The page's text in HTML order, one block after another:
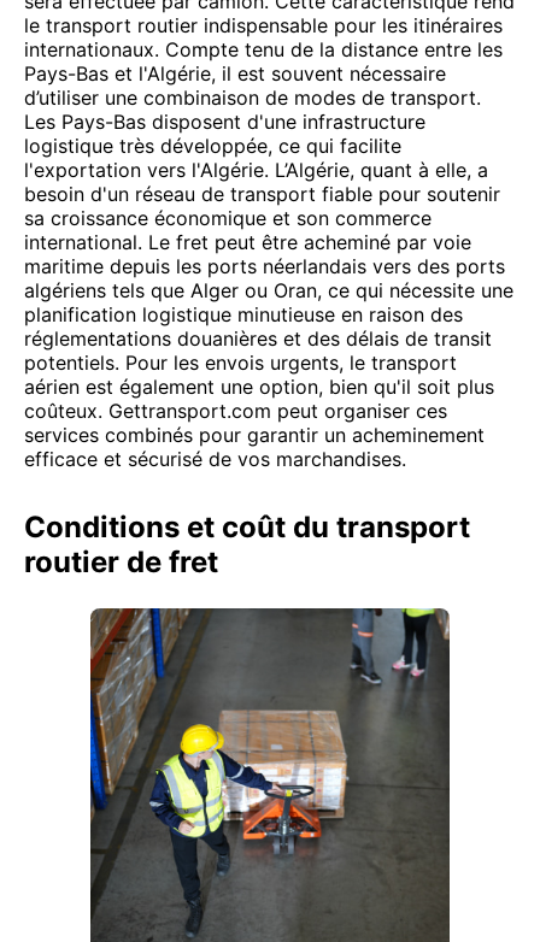
le transport routier indispensable pour les itinéraires
internationaux. Compte tenu de la distance entre les
Pays-Bas et l'Algérie, il est souvent nécessaire
d’utiliser une combinaison de modes de transport.
Les Pays-Bas disposent d'une infrastructure
logistique très développée, ce qui facilite
l'exportation vers l'Algérie. L’Algérie, quant à elle, a
besoin d'un réseau de transport fiable pour soutenir
sa croissance économique et son commerce
international. Le fret peut être acheminé par voie
maritime depuis les ports néerlandais vers des ports
algériens tels que Alger ou Oran, ce qui nécessite une
planification logistique minutieuse en raison des
réglementations douanières et des délais de transit
potentiels. Pour les envois urgents, le transport
aérien est également une option, bien qu'il soit plus
coûteux. Gettransport.com peut organiser ces
services combinés pour garantir un acheminement
efficace et sécurisé de vos marchandises.
Conditions et coût du transport
routier de fret